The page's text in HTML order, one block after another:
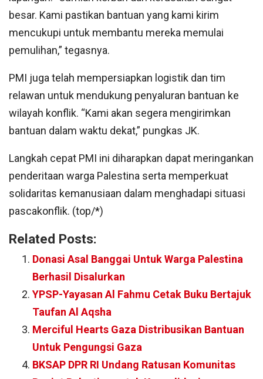
besar. Kami pastikan bantuan yang kami kirim
mencukupi untuk membantu mereka memulai
pemulihan,” tegasnya.
PMI juga telah mempersiapkan logistik dan tim
relawan untuk mendukung penyaluran bantuan ke
wilayah konflik. “Kami akan segera mengirimkan
bantuan dalam waktu dekat,” pungkas JK.
Langkah cepat PMI ini diharapkan dapat meringankan
penderitaan warga Palestina serta memperkuat
solidaritas kemanusiaan dalam menghadapi situasi
pascakonflik. (top/*)
Related Posts:
Donasi Asal Banggai Untuk Warga Palestina
Berhasil Disalurkan
YPSP-Yayasan Al Fahmu Cetak Buku Bertajuk
Taufan Al Aqsha
Merciful Hearts Gaza Distribusikan Bantuan
Untuk Pengungsi Gaza
BKSAP DPR RI Undang Ratusan Komunitas